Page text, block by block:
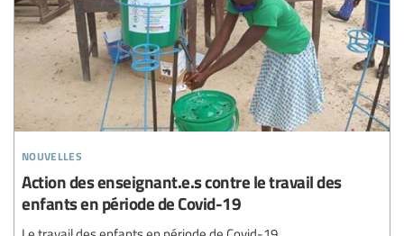
nouvelles
Action des enseignant.e.s contre le travail des
enfants en période de Covid-19